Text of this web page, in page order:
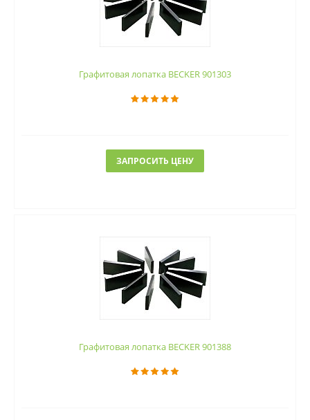
Графитовая лопатка BECKER 901303
ЗАПРОСИТЬ ЦЕНУ
Графитовая лопатка BECKER 901388